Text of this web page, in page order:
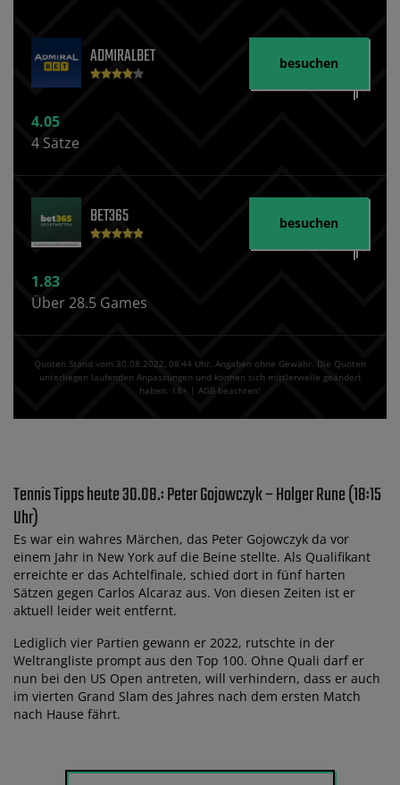
ADMIRALBET
4.05
4 Sätze
besuchen
BET365
1.83
Über 28.5 Games
besuchen
Quoten Stand vom 30.08.2022‚ 08⁚44 Uhr. Angaben ohne Gewähr. Die Quoten
unterliegen laufenden Anpassungen und können sich mittlerweile geändert
haben. 18+ | AGB beachten!
Tennis Tipps heute 30.08.: Peter Gojowczyk – Holger Rune (18:15
Uhr)
Es war ein wahres Märchen, das Peter Gojowczyk da vor
einem Jahr in New York auf die Beine stellte. Als Qualifikant
erreichte er das Achtelfinale, schied dort in fünf harten
Sätzen gegen Carlos Alcaraz aus. Von diesen Zeiten ist er
aktuell leider weit entfernt.
Lediglich vier Partien gewann er 2022, rutschte in der
Weltrangliste prompt aus den Top 100. Ohne Quali darf er
nun bei den US Open antreten, will verhindern, dass er auch
im vierten Grand Slam des Jahres nach dem ersten Match
nach Hause fährt.